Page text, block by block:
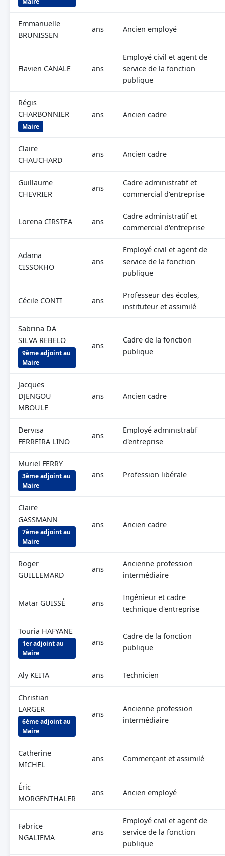
Emmanuelle
BRUNISSEN
ans Ancien employé
Flavien CANALE ans
Employé civil et agent de
service de la fonction
publique
Régis
CHARBONNIER
Maire
ans Ancien cadre
Claire
CHAUCHARD
ans Ancien cadre
Guillaume
CHEVRIER
ans
Cadre administratif et
commercial d'entreprise
Lorena CIRSTEA ans
Cadre administratif et
commercial d'entreprise
Adama
CISSOKHO
ans
Employé civil et agent de
service de la fonction
publique
Cécile CONTI ans
Professeur des écoles,
instituteur et assimilé
Sabrina DA
SILVA REBELO
9ème adjoint au
Maire
ans
Cadre de la fonction
publique
Jacques
DJENGOU
MBOULE
ans Ancien cadre
Dervisa
FERREIRA LINO
ans
Employé administratif
d'entreprise
Muriel FERRY
3ème adjoint au
Maire
ans Profession libérale
Claire
GASSMANN
7ème adjoint au
Maire
ans Ancien cadre
Roger
GUILLEMARD
ans
Ancienne profession
intermédiaire
Matar GUISSÉ ans
Ingénieur et cadre
technique d'entreprise
Touria HAFYANE
1er adjoint au
Maire
ans
Cadre de la fonction
publique
Aly KEITA ans Technicien
Christian
LARGER
6ème adjoint au
Maire
ans
Ancienne profession
intermédiaire
Catherine
MICHEL
ans Commerçant et assimilé
Éric
MORGENTHALER
ans Ancien employé
Fabrice
NGALIEMA
ans
Employé civil et agent de
service de la fonction
publique